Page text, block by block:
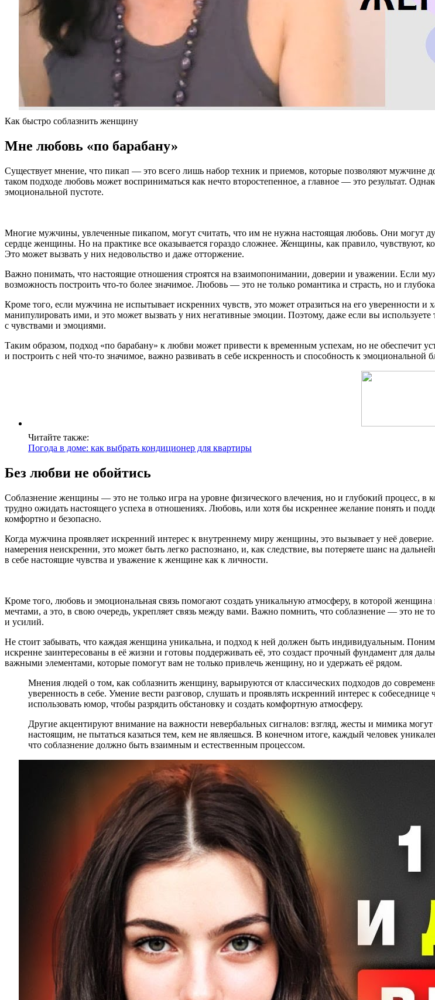
Как быстро соблазнить женщину
Мне любовь «по барабану»
Существует мнение, что пикап — это всего лишь набор техник и приемов, которые позволяют мужчине
таком подходе любовь может восприниматься как нечто второстепенное, а главное — это результат.
эмоциональной пустоте.
Многие мужчины, увлеченные пикапом, могут считать, что им не нужна настоящая любовь. Они могут
сердце женщины. Но на практике все оказывается гораздо сложнее. Женщины, как правило, чувствуют,
Это может вызвать у них недовольство и даже отторжение.
Важно понимать, что настоящие отношения строятся на взаимопонимании, доверии и уважении. Если
возможность построить что-то более значимое. Любовь — это не только романтика и страсть, но и
Кроме того, если мужчина не испытывает искренних чувств, это может отразиться на его уверенности
манипулировать ими, и это может вызвать у них негативные эмоции. Поэтому, даже если вы
с чувствами и эмоциями.
Таким образом, подход «по барабану» к любви может привести к временным успехам, но не обеспечит
и построить с ней что-то значимое, важно развивать в себе искренность и способность к эмоциональной
Читайте также:
Погода в доме: как выбрать кондиционер для квартиры
Без любви не обойтись
Соблазнение женщины — это не только игра на уровне физического влечения, но и глубокий процесс, в
трудно ожидать настоящего успеха в отношениях. Любовь, или хотя бы искреннее желание понять и
комфортно и безопасно.
Когда мужчина проявляет искренний интерес к внутреннему миру женщины, это вызывает у неё
намерения неискренни, это может быть легко распознано, и, как следствие, вы потеряете шанс на
в себе настоящие чувства и уважение к женщине как к личности.
Кроме того, любовь и эмоциональная связь помогают создать уникальную атмосферу, в которой
мечтами, а это, в свою очередь, укрепляет связь между вами. Важно помнить, что соблазнение — это не
и усилий.
Не стоит забывать, что каждая женщина уникальна, и подход к ней должен быть индивидуальным.
искренне заинтересованы в её жизни и готовы поддерживать её, это создаст прочный фундамент для
важными элементами, которые помогут вам не только привлечь женщину, но и удержать её рядом.
Мнения людей о том, как соблазнить женщину, варьируются от классических подходов до
уверенность в себе. Умение вести разговор, слушать и проявлять искренний интерес к
использовать юмор, чтобы разрядить обстановку и создать комфортную атмосферу.
Другие акцентируют внимание на важности невербальных сигналов: взгляд, жесты и мимика
настоящим, не пытаться казаться тем, кем не являешься. В конечном итоге, каждый человек
что соблазнение должно быть взаимным и естественным процессом.